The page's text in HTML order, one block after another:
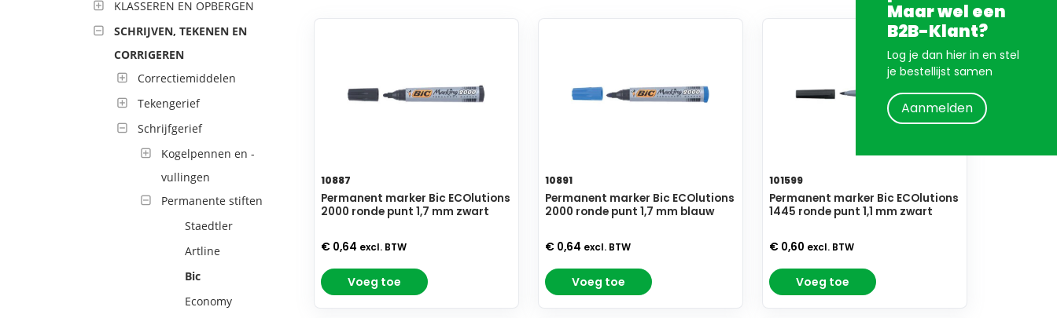
Maar wel een
B2B-Klant?
Log je dan hier in en stel
je bestellijst samen
Aanmelden
KLASSEREN EN OPBERGEN
SCHRIJVEN, TEKENEN EN
CORRIGEREN
Correctiemiddelen
Tekengerief
Schrijfgerief
Kogelpennen en -
vullingen
Permanente stiften
Staedtler
Artline
Bic
Economy
10887
Permanent marker Bic ECOlutions
2000 ronde punt 1,7 mm zwart
€ 0,64 excl. BTW
Voeg toe
10891
Permanent marker Bic ECOlutions
2000 ronde punt 1,7 mm blauw
€ 0,64 excl. BTW
Voeg toe
101599
Permanent marker Bic ECOlutions
1445 ronde punt 1,1 mm zwart
€ 0,60 excl. BTW
Voeg toe